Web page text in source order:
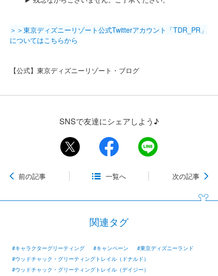
＞＞東京ディズニーリゾート公式Twitterアカウント「TDR_PR」
についてはこちらから
【公式】東京ディズニーリゾート・ブログ
SNSで友達にシェアしよう♪
前の記事 一覧へ 次の記事
関連タグ
#キャラクターグリーティング #キャンペーン
#東京ディズニーランド
#ウッドチャック・グリーティングトレイル（ドナルド）
#ウッドチャック・グリーティングトレイル（デイジー）